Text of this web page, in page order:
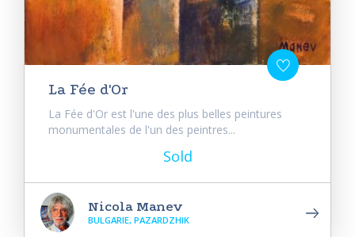
La Fée d'Or
La Fée d'Or est l'une des plus belles peintures
monumentales de l'un des peintres...
Sold
Nicola Manev
BULGARIE, PAZARDZHIK